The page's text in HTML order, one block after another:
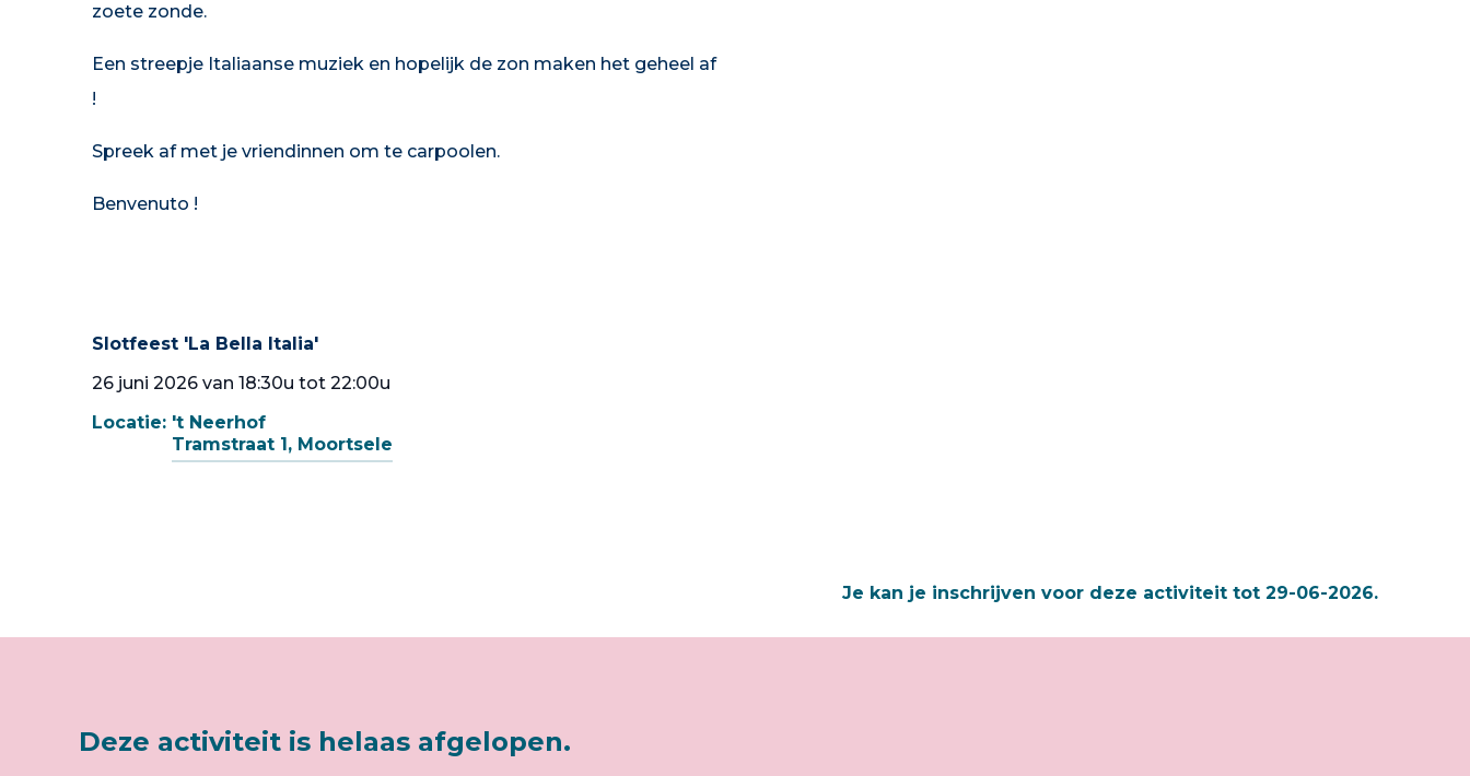
zoete zonde.
Een streepje Italiaanse muziek en hopelijk de zon maken het geheel af
!
Spreek af met je vriendinnen om te carpoolen.
Benvenuto !
Slotfeest 'La Bella Italia'
26 juni 2026 van 18:30u tot 22:00u
Locatie: 't Neerhof
Tramstraat 1, Moortsele
Je kan je inschrijven voor deze activiteit tot 29-06-2026.
Deze activiteit is helaas afgelopen.